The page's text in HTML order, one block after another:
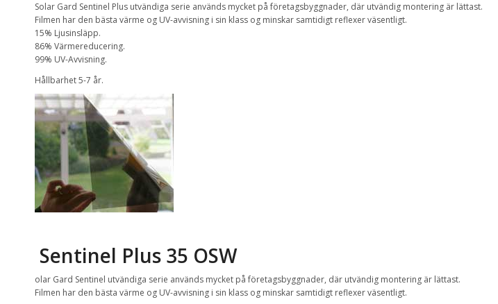
Solar Gard Sentinel Plus utvändiga serie används mycket på företagsbyggnader, där utvändig montering är lättast.
Filmen har den bästa värme og UV-avvisning i sin klass og minskar samtidigt reflexer väsentligt.
15% Ljusinsläpp.
86% Värmereducering.
99% UV-Avvisning.
Hållbarhet 5-7 år.
Sentinel Plus 35 OSW
olar Gard Sentinel utvändiga serie används mycket på företagsbyggnader, där utvändig montering är lättast.
Filmen har den bästa värme og UV-avvisning i sin klass og minskar samtidigt reflexer väsentligt.